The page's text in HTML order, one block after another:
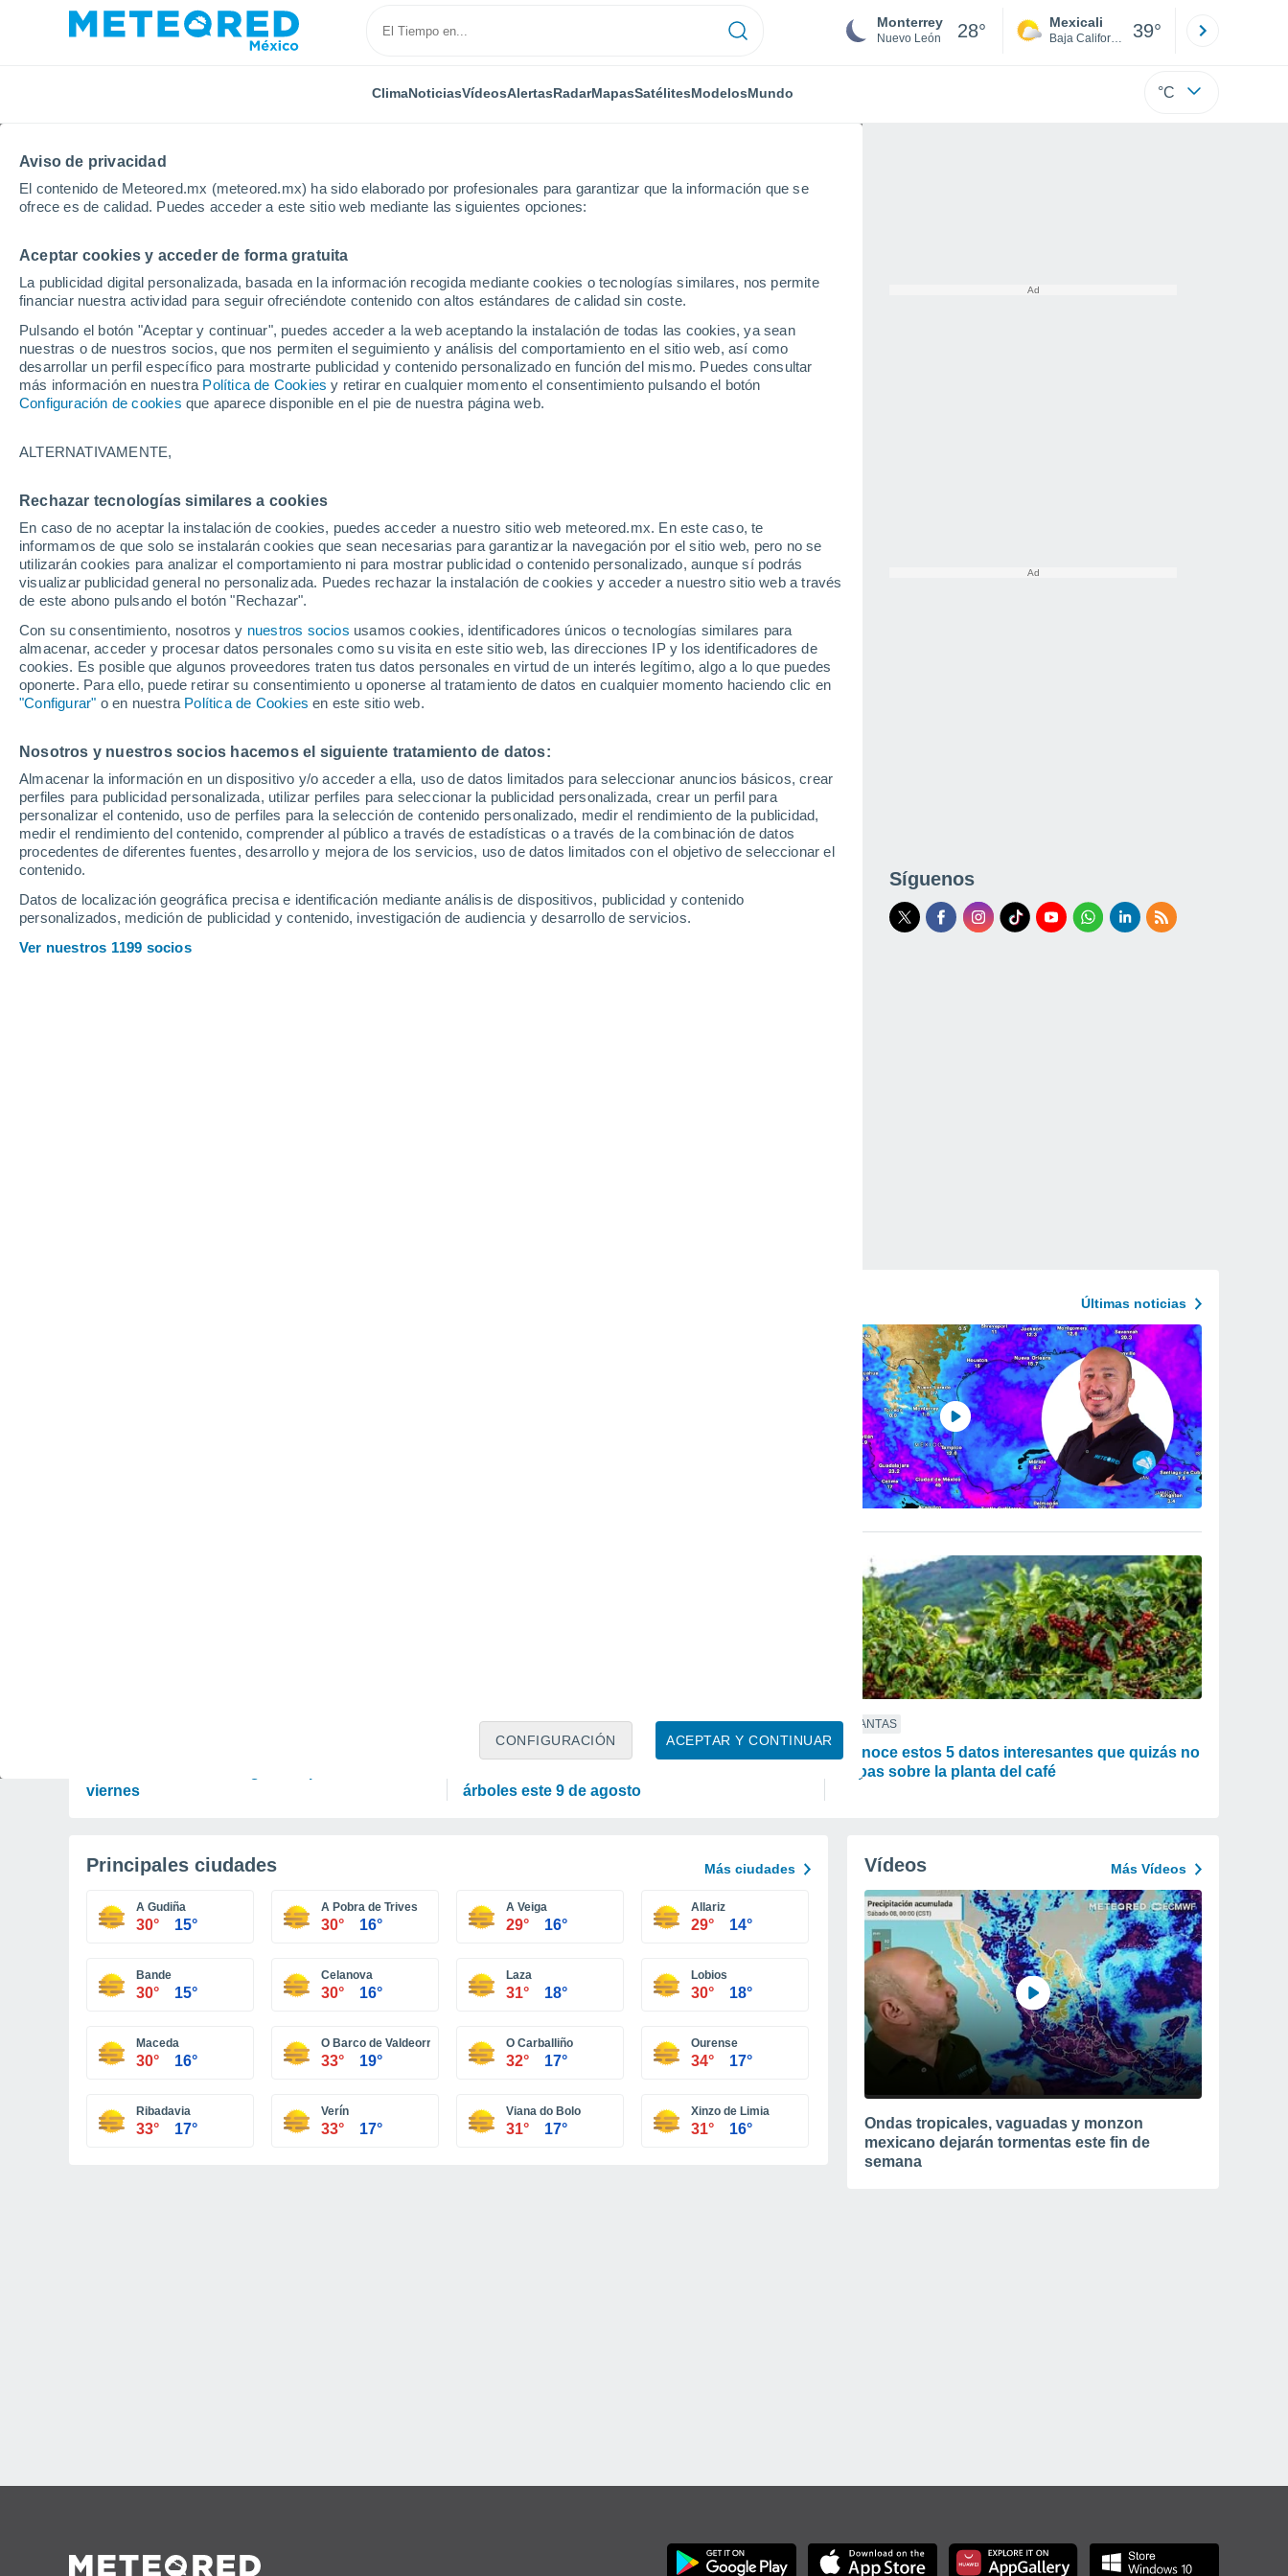
Aviso de privacidad
El contenido de Meteored.mx (meteored.mx) ha sido elaborado por profesionales para garantizar que la información que se
ofrece es de calidad. Puedes acceder a este sitio web mediante las siguientes opciones:
Aceptar cookies y acceder de forma gratuita
La publicidad digital personalizada, basada en la información recogida mediante cookies o tecnologías similares, nos permite
financiar nuestra actividad para seguir ofreciéndote contenido con altos estándares de calidad sin coste.
Pulsando el botón "Aceptar y continuar", puedes acceder a la web aceptando la instalación de todas las cookies, ya sean
nuestras o de nuestros socios, que nos permiten el seguimiento y análisis del comportamiento en el sitio web, así como
desarrollar un perfil específico para mostrarte publicidad y contenido personalizado en función del mismo. Puedes consultar
más información en nuestra Política de Cookies y retirar en cualquier momento el consentimiento pulsando el botón
Configuración de cookies que aparece disponible en el pie de nuestra página web.
ALTERNATIVAMENTE,
Rechazar tecnologías similares a cookies
En caso de no aceptar la instalación de cookies, puedes acceder a nuestro sitio web meteored.mx. En este caso, te
informamos de que solo se instalarán cookies que sean necesarias para garantizar la navegación por el sitio web, pero no se
utilizarán cookies para analizar el comportamiento ni para mostrar publicidad o contenido personalizado, aunque sí podrás
visualizar publicidad general no personalizada. Puedes rechazar la instalación de cookies y acceder a nuestro sitio web a través
de este abono pulsando el botón "Rechazar".
Con su consentimiento, nosotros y nuestros socios usamos cookies, identificadores únicos o tecnologías similares para
almacenar, acceder y procesar datos personales como su visita en este sitio web, las direcciones IP y los identificadores de
cookies. Es posible que algunos proveedores traten tus datos personales en virtud de un interés legítimo, algo a lo que puedes
oponerte. Para ello, puede retirar su consentimiento u oponerse al tratamiento de datos en cualquier momento haciendo clic en
"Configurar" o en nuestra Política de Cookies en este sitio web.
Nosotros y nuestros socios hacemos el siguiente tratamiento de datos:
Almacenar la información en un dispositivo y/o acceder a ella, uso de datos limitados para seleccionar anuncios básicos, crear
perfiles para publicidad personalizada, utilizar perfiles para seleccionar la publicidad personalizada, crear un perfil para
personalizar el contenido, uso de perfiles para la selección de contenido personalizado, medir el rendimiento de la publicidad,
medir el rendimiento del contenido, comprender al público a través de estadísticas o a través de la combinación de datos
procedentes de diferentes fuentes, desarrollo y mejora de los servicios, uso de datos limitados con el objetivo de seleccionar el
contenido.
Datos de localización geográfica precisa e identificación mediante análisis de dispositivos, publicidad y contenido
personalizados, medición de publicidad y contenido, investigación de audiencia y desarrollo de servicios.
Ver nuestros 1199 socios
ACEPTAR Y CONTINUAR
CONFIGURACIÓN
Monterrey
Nuevo León 28° Mexicali
Baja California 39°
ClimaNoticiasVídeosAlertasRadarMapasSatélitesModelosMundo °C
Inicio España Galicia Provincia de Ourense
Clima en la Provincia de Ourense
Hoy, 7 agosto Todo el día Símbolo
33°
Verín
19°
O Barco de
Valdeorras
32°
17°
O Carballiño
Limia
30°
Maceda
17°
Ourense
30°
17°
Padrenda
25°
Manzaneda
Esqui
16°
Doade
Síguenos
Últimas noticias
viernes
ACTUALIDAD
árboles este 9 de agosto
PLANTAS
Conoce estos 5 datos interesantes que quizás no
sepas sobre la planta del café
Principales ciudades Más ciudades
A Gudiña
30° 15°
A Pobra de Trives
30° 16°
A Veiga
29° 16°
Allariz
29° 14°
Bande
30° 15°
Celanova
30° 16°
Laza
31° 18°
Lobios
30° 18°
Maceda
30° 16°
O Barco de Valdeorras
33° 19°
O Carballiño
32° 17°
Ourense
34° 17°
Ribadavia
33° 17°
Verín
33° 17°
Viana do Bolo
31° 17°
Xinzo de Limia
31° 16°
Vídeos Más Vídeos
Ondas tropicales, vaguadas y monzon
mexicano dejarán tormentas este fin de
semana